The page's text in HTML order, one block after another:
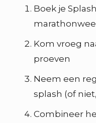
Boek je
Kom vroeg
proeven
Neem een
splash (of
Combineer